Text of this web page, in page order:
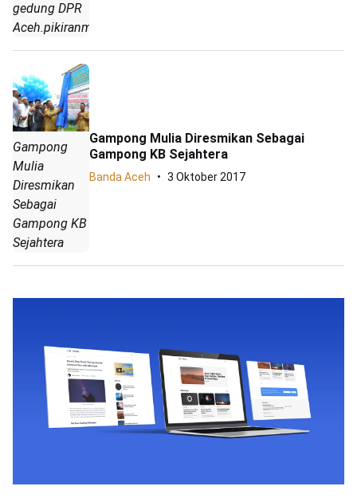
gedung DPR
Aceh.pikiranmerdeka.co/ALI)
Gampong
Mulia
Diresmikan
Sebagai
Gampong KB
Sejahtera
Gampong Mulia Diresmikan Sebagai
Gampong KB Sejahtera
Banda Aceh 3 Oktober 2017